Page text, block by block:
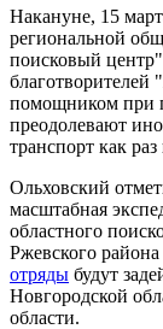
Накануне, 15
региональной
поисковый
благотворителей
помощником при
преодолевают
транспорт как
Ольховский
масштабная
областного
Ржевского
отряды будут
Новгородской
области.